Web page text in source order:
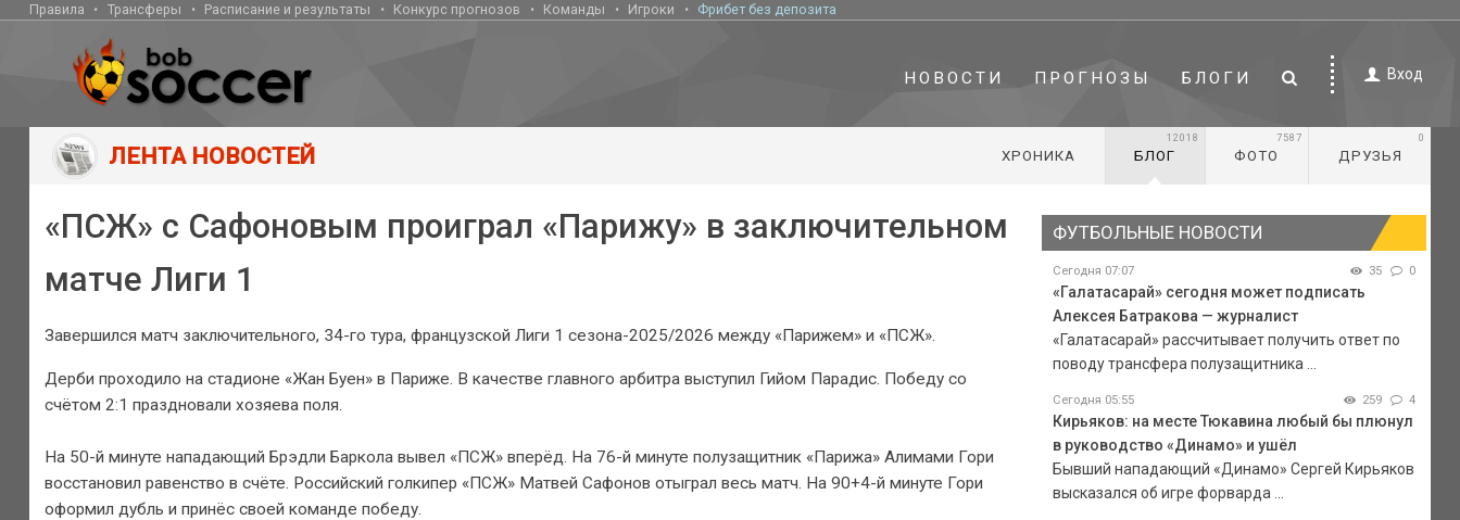
Правила Трансферы Расписание и результаты Конкурс прогнозов Команды Игроки Фрибет без депозита
НОВОСТИ ПРОГНОЗЫ БЛОГИ Вход
ЛЕНТА НОВОСТЕЙ ХРОНИКА БЛОГ
12018
ФОТО
7587
ДРУЗЬЯ
0
«ПСЖ» с Сафоновым проиграл «Парижу» в заключительном
матче Лиги 1
Завершился матч заключительного, 34-го тура, французской Лиги 1 сезона-2025/2026 между «Парижем» и «ПСЖ».
Дерби проходило на стадионе «Жан Буен» в Париже. В качестве главного арбитра выступил Гийом Парадис. Победу со
счётом 2:1 праздновали хозяева поля.
На 50-й минуте нападающий Брэдли Баркола вывел «ПСЖ» вперёд. На 76-й минуте полузащитник «Парижа» Алимами Гори
восстановил равенство в счёте. Российский голкипер «ПСЖ» Матвей Сафонов отыграл весь матч. На 90+4-й минуте Гори
оформил дубль и принёс своей команде победу.
ФУТБОЛЬНЫЕ НОВОСТИ
Сегодня 07:07 35 0
«Галатасарай» сегодня может подписать
Алексея Батракова — журналист
«Галатасарай» рассчитывает получить ответ по
поводу трансфера полузащитника ...
Сегодня 05:55 259 4
Кирьяков: на месте Тюкавина любый бы плюнул
в руководство «Динамо» и ушёл
Бывший нападающий «Динамо» Сергей Кирьяков
высказался об игре форварда ...